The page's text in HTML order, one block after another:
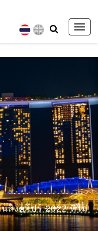
สิงคโปร์ 2022 ที่ไม่